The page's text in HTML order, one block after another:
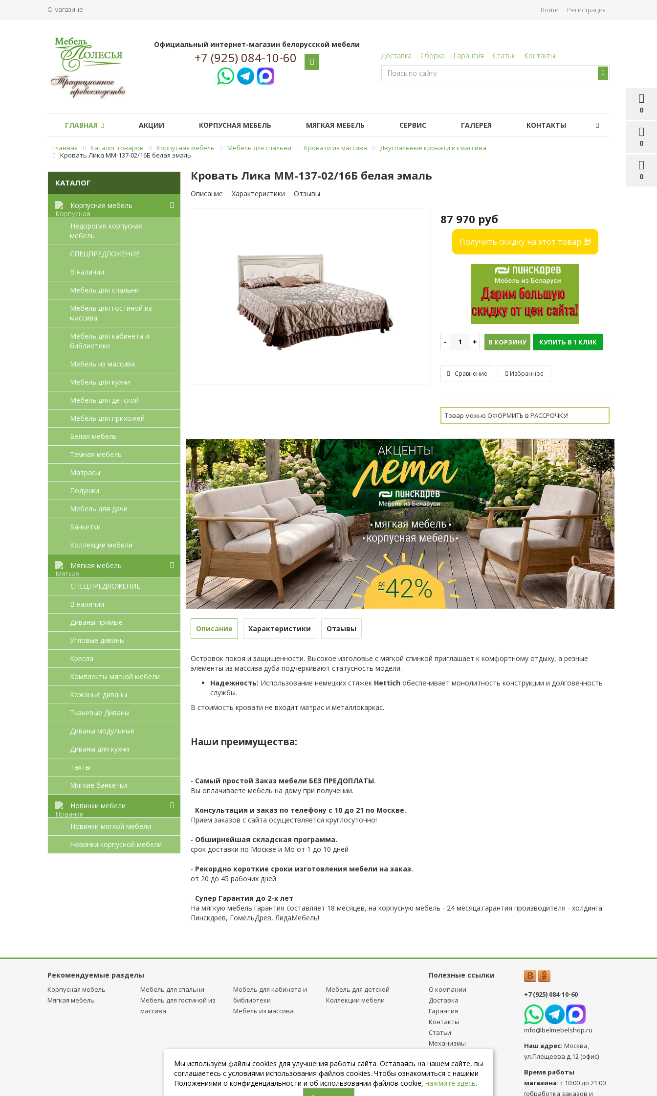
О магазине
0
0
0
Войти Регистрация
Официальный интернет-магазин белорусской мебели
+7 (925) 084-10-60 Доставка Сборка Гарантия Статьи Контакты
ГЛАВНАЯ АКЦИИ КОРПУСНАЯ МЕБЕЛЬ МЯГКАЯ МЕБЕЛЬ СЕРВИС ГАЛЕРЕЯ КОНТАКТЫ
Главная Каталог товаров Корпусная мебель Мебель для спальни Кровати из массива
Двуспальные кровати из массива
Кровать Лика ММ-137-02/16Б белая эмаль
КАТАЛОГ
Корпусная мебель
Недорогая корпусная
мебель
СПЕЦПРЕДЛОЖЕНИЕ
В наличии
Мебель для спальни
Мебель для гостиной из
массива
Мебель для кабинета и
библиотеки
Мебель из массива
Мебель для кухни
Мебель для детcкой
Мебель для прихожей
Белая мебель
Темная мебель
Матрасы
Подушки
Мебель для дачи
Банкетки
Коллекции мебели
Мягкая мебель
СПЕЦПРЕДЛОЖЕНИЕ
В наличии
Диваны прямые
Угловые диваны
Кресла
Комплекты мягкой мебели
Кожаные диваны
Тканевые Диваны
Диваны модульные
Диваны для кухни
Тахты
Мягкие банкетки
Новинки мебели
Новинки мягкой мебели
Новинки корпусной мебели
Кровать Лика ММ-137-02/16Б белая эмаль
Описание Характеристики Отзывы
87 970 руб
Получить скидку на этот товар 🎁
В КОРЗИНУ КУПИТЬ В 1 КЛИК
Сравнение Избранное
Товар можно ОФОРМИТЬ в РАССРОЧКУ!
Описание Характеристики Отзывы
Островок покоя и защищенности. Высокое изголовье с мягкой спинкой приглашает к комфортному отдыху, а резные
элементы из массива дуба подчеркивают статусность модели.
Надежность: Использование немецких стяжек Hettichобеспечивает монолитность конструкции и долговечность
службы.
В стоимость кровати не входит матрас и металлокаркас.
Наши преимущества:
- Самый простой Заказ мебели БЕЗ ПРЕДОПЛАТЫ.
Вы оплачиваете мебель на дому при получении.
- Консультация и заказ по телефону с 10 до 21 по Москве.
Приём заказов с сайта осуществляется круглосуточно!
- Обширнейшая складская программа.
срок доставки по Москве и Мо от 1 до 10 дней
- Рекордно короткие сроки изготовления мебели на заказ.
от 20 до 45 рабочих дней
- Супер Гарантия до 2-х лет
На мягкую мебель гарантия составляет 18 месяцев, на корпусную мебель - 24 месяца.гарантия производителя - холдинга
Пинскдрев, ГомельДрев, ЛидаМебель!
Рекомендуемые разделы Полезные ссылки
Корпусная мебель
Мягкая мебель
Мебель для спальни
Мебель для гостиной из
массива
Мебель для кабинета и
библиотеки
Мебель из массива
Мебель для детcкой
Коллекции мебели
О компании
Доставка
Гарантия
Контакты
Статьи
Механизмы
Публичная оферта
+7 (925) 084-10-60
info@belmebelshop.ru
Наш адрес: Москва
ул.Плещеева д.12 (офис)
Время работы
магазина: с 10:00 до 21:00
(обработка заказов и
Мы используем файлы cookies для улучшения работы сайта. Оставаясь на нашем сайте, вы
соглашаетесь с условиями использования файлов cookies. Чтобы ознакомиться с нашими
Положениями о конфиденциальности и об использовании файлов cookie, нажмите здесь.